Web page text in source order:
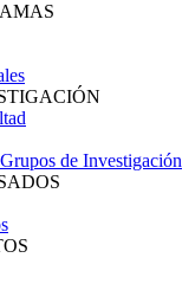
de Investigación